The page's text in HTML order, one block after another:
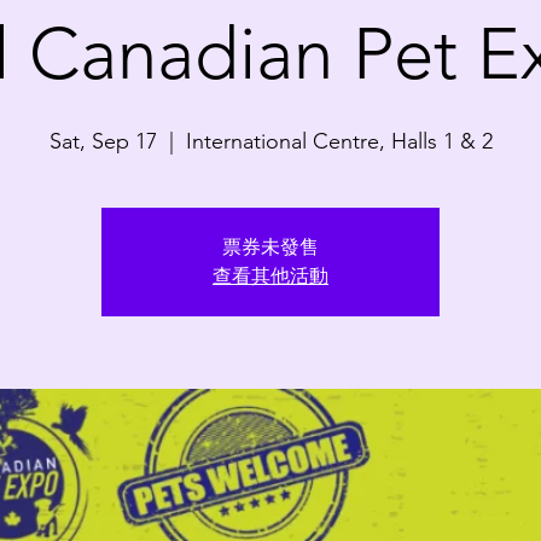
Canadian Pet
Sat, Sep 17 International Centre, Halls 1 & 2
票券未發售
查看其他活動